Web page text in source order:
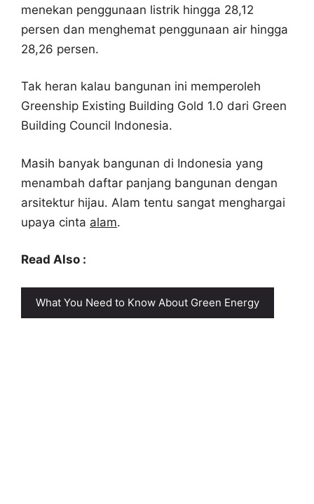
menekan penggunaan listrik hingga 28,12
persen dan menghemat penggunaan air hingga
28,26 persen.
Tak heran kalau bangunan ini memperoleh
Greenship Existing Building Gold 1.0 dari Green
Building Council Indonesia.
Masih banyak bangunan di Indonesia yang
menambah daftar panjang bangunan dengan
arsitektur hijau. Alam tentu sangat menghargai
upaya cinta alam.
Read Also :
What You Need to Know About Green Energy